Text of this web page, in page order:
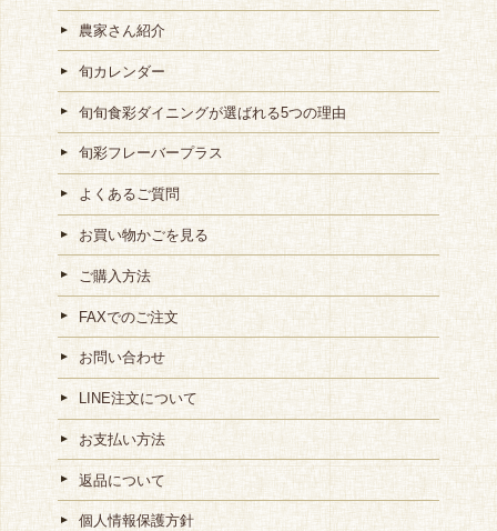
農家さん紹介
旬カレンダー
旬旬食彩ダイニングが選ばれる5つの理由
旬彩フレーバープラス
よくあるご質問
お買い物かごを見る
ご購入方法
FAXでのご注文
お問い合わせ
LINE注文について
お支払い方法
返品について
個人情報保護方針